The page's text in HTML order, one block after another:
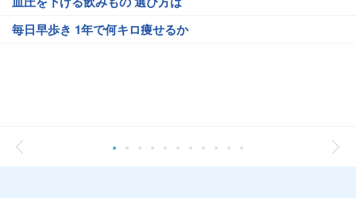
毎日早歩き 1年で何キロ痩せるか